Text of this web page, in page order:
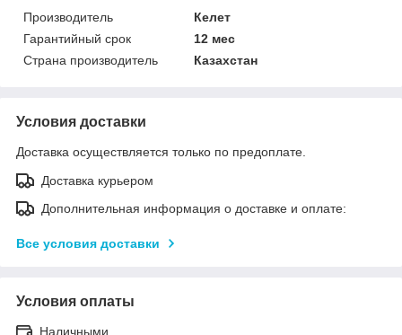
Производитель
Келет
Гарантийный срок
12 мес
Страна производитель
Казахстан
Условия доставки
Доставка осуществляется только по предоплате.
Доставка курьером
Дополнительная информация о доставке и оплате:
Все условия доставки
Условия оплаты
Наличными